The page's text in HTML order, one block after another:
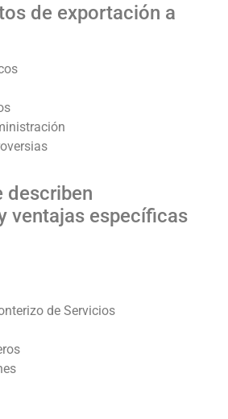
de exportación a
describen
ventajas específicas
de Servicios